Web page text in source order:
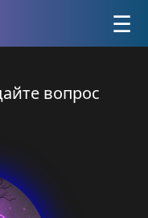
☰
вопрос